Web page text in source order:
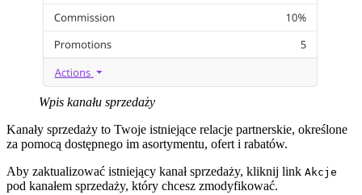
Wpis kanału sprzedaży
Kanały sprzedaży to Twoje istniejące relacje partnerskie, określone
za pomocą dostępnego im asortymentu, ofert i rabatów.
Aby zaktualizować istniejący kanał sprzedaży, kliknij link Akcje
pod kanałem sprzedaży, który chcesz zmodyfikować.